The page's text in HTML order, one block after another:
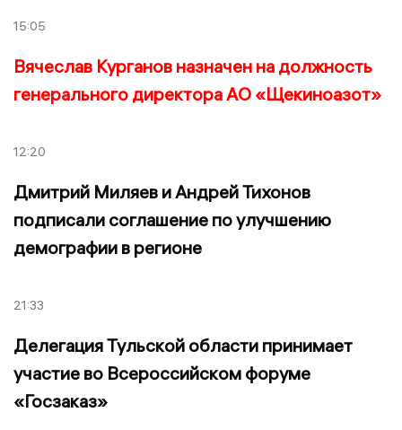
15:05
Вячеслав Курганов назначен на должность
генерального директора АО «Щекиноазот»
12:20
Дмитрий Миляев и Андрей Тихонов
подписали соглашение по улучшению
демографии в регионе
21:33
Делегация Тульской области принимает
участие во Всероссийском форуме
«Госзаказ»